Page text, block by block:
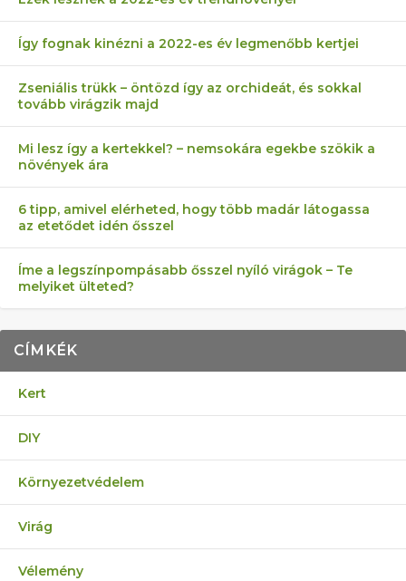
Így fognak kinézni a 2022-es év legmenőbb kertjei
Zseniális trükk – öntözd így az orchideát, és sokkal
tovább virágzik majd
Mi lesz így a kertekkel? – nemsokára egekbe szökik a
növények ára
6 tipp, amivel elérheted, hogy több madár látogassa
az etetődet idén ősszel
Íme a legszínpompásabb ősszel nyíló virágok – Te
melyiket ülteted?
CÍMKÉK
Kert
DIY
Környezetvédelem
Virág
Vélemény